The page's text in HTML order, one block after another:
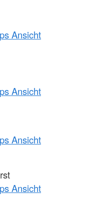
Ansicht
Ansicht
Ansicht
Ansicht